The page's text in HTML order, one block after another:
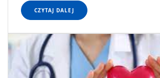
CZYTAJ DALEJ